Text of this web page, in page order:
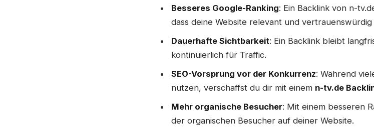
Besseres Google-Ranking: Ein Backlink von n-
dass deine Website relevant und vertrauenswürdig
Dauerhafte Sichtbarkeit: Ein Backlink bleibt
kontinuierlich für Traffic.
SEO-Vorsprung vor der Konkurrenz: Während
nutzen, verschaffst du dir mit einem n-tv.de
Mehr organische Besucher: Mit einem besseren
der organischen Besucher auf deiner Website.